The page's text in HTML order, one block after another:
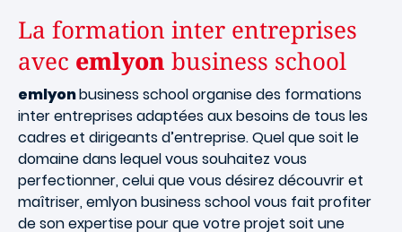
La formation inter entreprises
avec emlyon business school
emlyonbusiness school organise des formations
inter entreprises adaptées aux besoins de tous les
cadres et dirigeants d’entreprise. Quel que soit le
domaine dans lequel vous souhaitez vous
perfectionner, celui que vous désirez découvrir et
maîtriser, emlyon business school vous fait profiter
de son expertise pour que votre projet soit une